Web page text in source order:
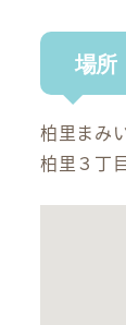
場所
柏里まみ
柏里３丁